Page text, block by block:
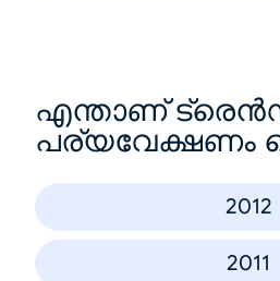
എന്താണ്
2012
2011